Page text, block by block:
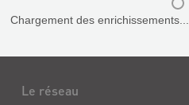
Reader's
une
:
IMAGES
Chargement des enrichissements...
Le réseau